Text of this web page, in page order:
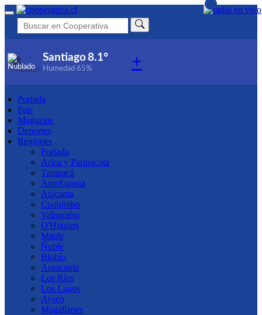
Santiago8.1°
Humedad 65% +
Portada
País
Magazine
Deportes
Regiones
Portada
Arica y Parinacota
Tarapacá
Antofagasta
Atacama
Coquimbo
Valparaíso
O'Higgins
Maule
Ñuble
Biobío
Araucanía
Los Ríos
Los Lagos
Aysén
Magallanes